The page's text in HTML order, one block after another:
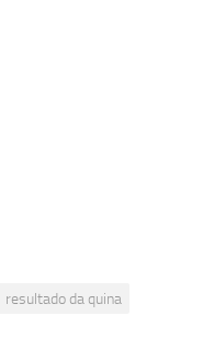
resultado da quina